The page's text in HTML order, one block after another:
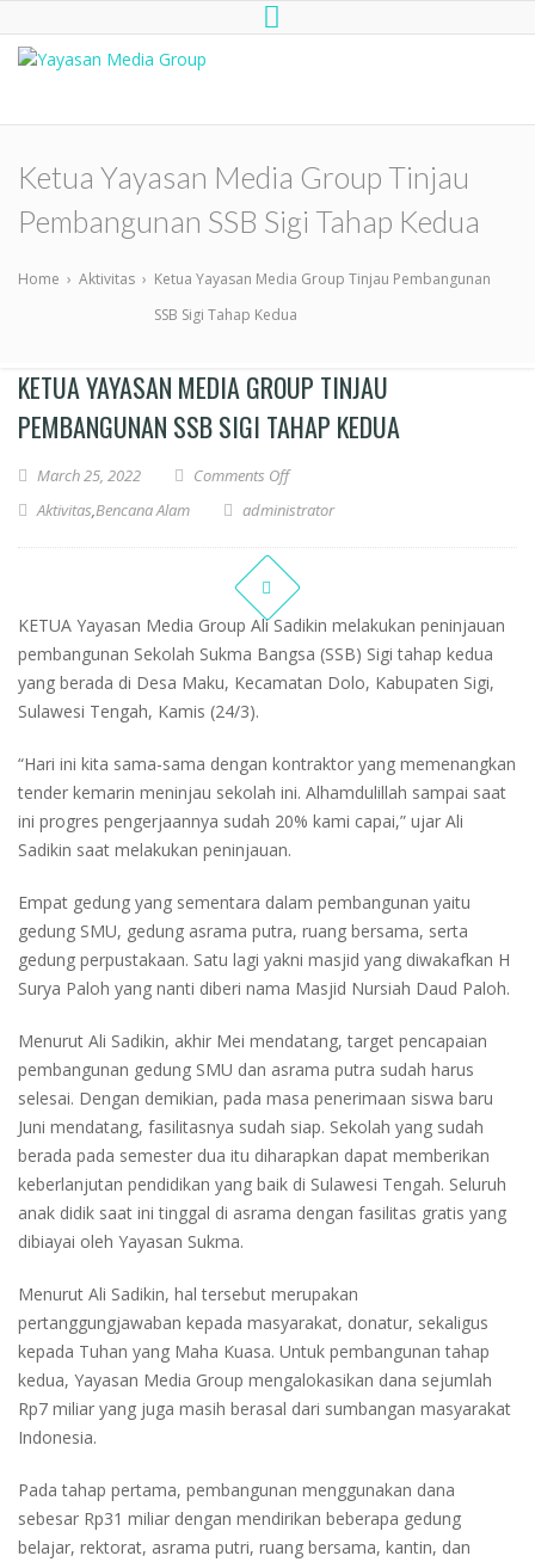
Peduli
Ketua Yayasan Media Group Tinjau
Pembangunan SSB Sigi Tahap Kedua
Home › Aktivitas › Ketua Yayasan Media Group Tinjau Pembangunan
SSB Sigi Tahap Kedua
KETUA YAYASAN MEDIA GROUP TINJAU
PEMBANGUNAN SSB SIGI TAHAP KEDUA
March 25, 2022
Comments Off
Aktivitas,Bencana Alam administrator
KETUA Yayasan Media Group Ali Sadikin melakukan peninjauan
pembangunan Sekolah Sukma Bangsa (SSB) Sigi tahap kedua
yang berada di Desa Maku, Kecamatan Dolo, Kabupaten Sigi,
Sulawesi Tengah, Kamis (24/3).
“Hari ini kita sama-sama dengan kontraktor yang memenangkan
tender kemarin meninjau sekolah ini. Alhamdulillah sampai saat
ini progres pengerjaannya sudah 20% kami capai,” ujar Ali
Sadikin saat melakukan peninjauan.
Empat gedung yang sementara dalam pembangunan yaitu
gedung SMU, gedung asrama putra, ruang bersama, serta
gedung perpustakaan. Satu lagi yakni masjid yang diwakafkan H
Surya Paloh yang nanti diberi nama Masjid Nursiah Daud Paloh.
Menurut Ali Sadikin, akhir Mei mendatang, target pencapaian
pembangunan gedung SMU dan asrama putra sudah harus
selesai. Dengan demikian, pada masa penerimaan siswa baru
Juni mendatang, fasilitasnya sudah siap. Sekolah yang sudah
berada pada semester dua itu diharapkan dapat memberikan
keberlanjutan pendidikan yang baik di Sulawesi Tengah. Seluruh
anak didik saat ini tinggal di asrama dengan fasilitas gratis yang
dibiayai oleh Yayasan Sukma.
Menurut Ali Sadikin, hal tersebut merupakan
pertanggungjawaban kepada masyarakat, donatur, sekaligus
kepada Tuhan yang Maha Kuasa. Untuk pembangunan tahap
kedua, Yayasan Media Group mengalokasikan dana sejumlah
Rp7 miliar yang juga masih berasal dari sumbangan masyarakat
Indonesia.
Pada tahap pertama, pembangunan menggunakan dana
sebesar Rp31 miliar dengan mendirikan beberapa gedung
belajar, rektorat, asrama putri, ruang bersama, kantin, dan